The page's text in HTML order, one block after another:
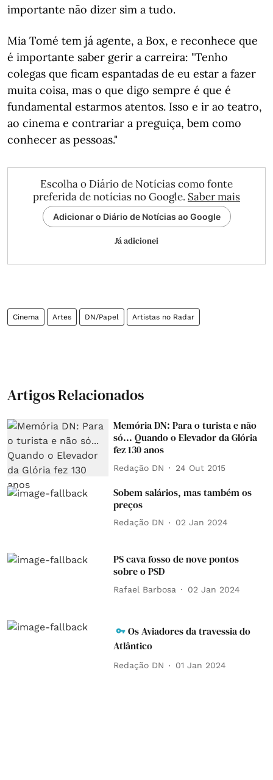
importante não dizer sim a tudo.
Mia Tomé tem já agente, a Box, e reconhece que
é importante saber gerir a carreira: "Tenho
colegas que ficam espantadas de eu estar a fazer
muita coisa, mas o que digo sempre é que é
fundamental estarmos atentos. Isso e ir ao teatro,
ao cinema e contrariar a preguiça, bem como
conhecer as pessoas."
Escolha o Diário de Notícias como fonte
preferida de notícias no Google. Saber mais
Adicionar o Diário de Notícias ao Google
Já adicionei
Cinema Artes DN/Papel Artistas no Radar
Artigos Relacionados
Memória DN: Para o turista e não
só... Quando o Elevador da Glória
fez 130 anos
Redação DN 24 Out 2015
Sobem salários, mas também os
preços
Redação DN 02 Jan 2024
PS cava fosso de nove pontos
sobre o PSD
Rafael Barbosa 02 Jan 2024
Os Aviadores da travessia do
Atlântico
Redação DN 01 Jan 2024